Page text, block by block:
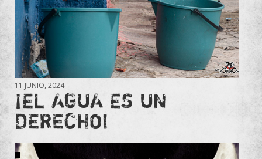
11 JUNIO, 2024
¡EL AGUA ES UN
DERECHO!